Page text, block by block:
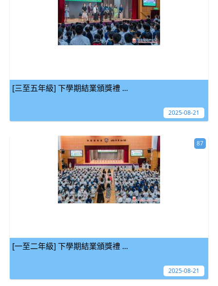
[三至五年級] 下學期結業頒獎禮 ...
2025-08-21
[一至二年級] 下學期結業頒獎禮 ...
87
2025-08-21